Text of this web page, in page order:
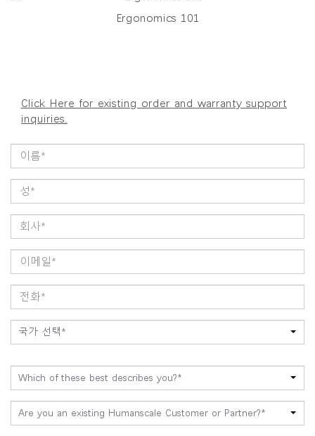
Ergonomics 101
Click Here for existing order and warranty support
inquiries.
국가 선택*
Which of these best describes you?*
Are you an existing Humanscale Customer or Partner?*